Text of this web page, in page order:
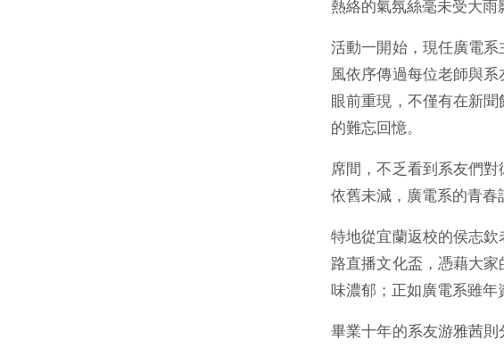
熱絡的氣氛絲毫未受大雨
活動一開始，現任廣電
風依序傳過每位老師與
眼前重現，不僅有在新
的難忘回憶。
席間，不乏看到系友們
依舊未減，廣電系的青春
特地從宜蘭返校的侯志
路直播文化盃，憑藉大
味濃郁；正如廣電系雖年
畢業十年的系友游雅茜